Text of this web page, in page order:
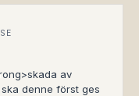
av
denne först ges